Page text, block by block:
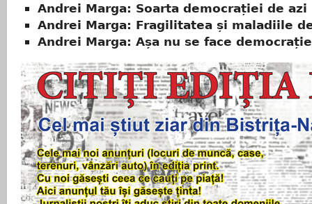
Andrei Marga: Soarta democrației de azi
Andrei Marga: Fragilitatea și maladiile
Andrei Marga: Așa nu se face